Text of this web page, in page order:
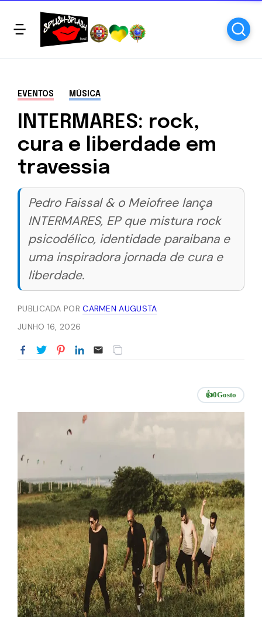
EVENTOS MÚSICA
INTERMARES: rock,
cura e liberdade em
travessia
Pedro Faissal & o Meiofree lança
INTERMARES, EP que mistura rock
psicodélico, identidade paraibana e
uma inspiradora jornada de cura e
liberdade.
PUBLICADA PORCARMEN AUGUSTA
JUNHO 16, 2026
👍0Gosto